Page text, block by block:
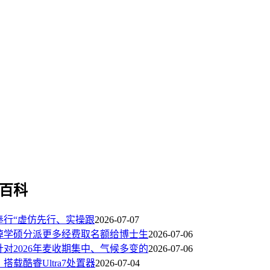
科
行“虚仿先行、实操跟2026-07-07
学硕分派更多经费取名额给博士生2026-07-06
对2026年麦收期集中、气候多变的2026-07-06
搭载酷睿Ultra7处置器2026-07-04